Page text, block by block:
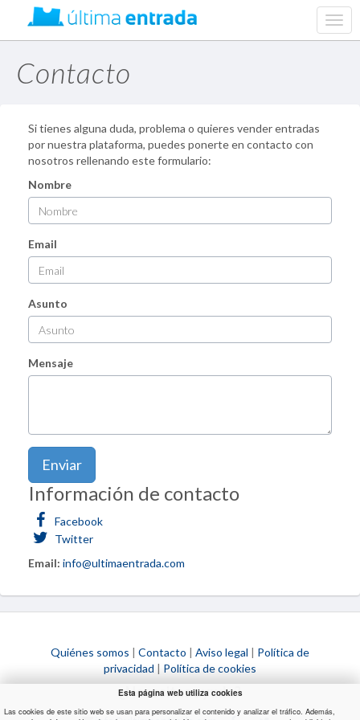
Esta página web utiliza cookies
Las cookies de este sitio web se usan para personalizar el contenido y analizar el tráfico. Además,
Contacto
Si tienes alguna duda, problema o quieres vender entradas
por nuestra plataforma, puedes ponerte en contacto con
nosotros rellenando este formulario:
Nombre
Email
Asunto
Mensaje
Enviar
Información de contacto
Facebook
Twitter
Email: info@ultimaentrada.com
Quiénes somos | Contacto | Aviso legal | Política de
privacidad | Política de cookies
¿Necesitas ayuda?